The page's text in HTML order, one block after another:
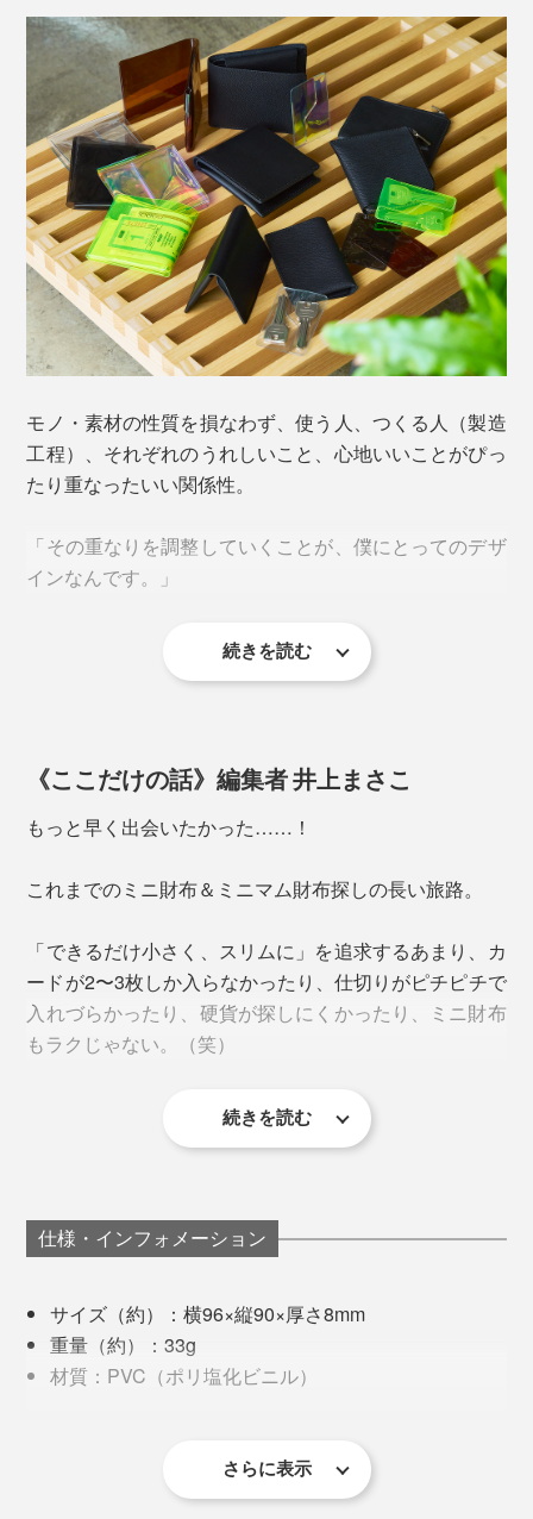
よく使うカードは出し入れしやすい左側へ。使用頻度が
少ないカードは右側へまとめて収納すると、上部の硬貨
入れとの厚みも揃えられます。
個人的に使いやすくて気に入っているのが、硬貨入れ。
こう見えて、入れられる硬貨はたっぷり10枚ほど。逆さ
まに持ってもこぼれないよう、フラップ＆スナップボタ
ン付きです（2026年1月販売分より仕様変更）。
浅い収納部のおかげで、硬貨が一列にずらりと並んで待
会計もスムーズ！
レジで店員さんを待たせたまま、財布の中をガサゴソ探
し続けた結果、お目当ての硬貨が見当たらなかった時
の、あの気まずさからも解放されました。（笑）
靴に例えるなら、革靴とスニーカーのようなもの。
い、もっと身軽でいたい、そんな時はお財布の“スニー
カー”、PVCのコンビニエンスウォレットが最適！
伴う負担を分散。
縫製されている部分が一切なく、溶着加工で仕立ててい
るため、かさばらず耐久性にも優れています。
さらに、革のように表裏の制約がないPVC素材だから、
こちらの型紙もムダなくジグゾーパズルのようにピタッ
モノ・素材の性質を損なわず、使う人、つくる人（製造
工程）、それぞれのうれしいこと、心地いいことがぴっ
たり重なったいい関係性。
「その重なりを調整していくことが、僕にとってのデザ
インなんです。」
そう語る『sugata』のデザイナー・染谷昌宏さんのもの
子どもの頃から、モノゴトに潜む意図、工夫、不思議が
目に入ると、すぐに思考がふくらんでしまうという染谷
さん。
もともとは義肢装具士。患者さんの気持ちを誘導しなが
ら医療用サポーターやコルセットなどの製作をする仕事
だから、もちろん実験的なことはできないし、強い制約
もある。
「自分の頭の中にあることをカタチにしたい」そう思い
立ってはじめたのが、革小物のブランドでした。
続きを読む
《ここだけの話》編集者 井上まさこ
もっと早く出会いたかった……！
これまでのミニ財布＆ミニマム財布探しの長い旅路。
「できるだけ小さく、スリムに」を追求するあまり、カ
ードが2〜3枚しか入らなかったり、仕切りがピチピチで
入れづらかったり、硬貨が探しにくかったり、ミニ財布
もラクじゃない。（笑）
『sugata』の財布は、「ここに腰を据えたい」と思うカ
使う人にまったく無理させない。薄いのにたっぷり入
る。使いやすい、出し入れしやすい、手に収まりがい
り、デザインや行動を意識させない溶け込み方で、私の
日常に収まっている。
続きを読む
仕様・インフォメーション
サイズ（約）：横96×縦90×厚さ8mm
重量（約）：33g
材質：PVC（ポリ塩化ビニル）
《カラーについてのご注意》
「オーロラ」カラーは、光の当たる角度によってピン
さらに表示